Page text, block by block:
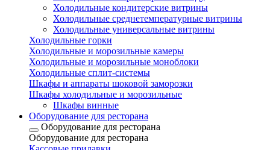
Холодильные кондитерские витрины
Холодильные среднетемпературные витрины
Холодильные универсальные витрины
Холодильные горки
Холодильные и морозильные камеры
Холодильные и морозильные моноблоки
Холодильные сплит-системы
Шкафы и аппараты шоковой заморозки
Шкафы холодильные и морозильные
Шкафы винные
Оборудование для ресторана
Оборудование для ресторана
Оборудование для ресторана